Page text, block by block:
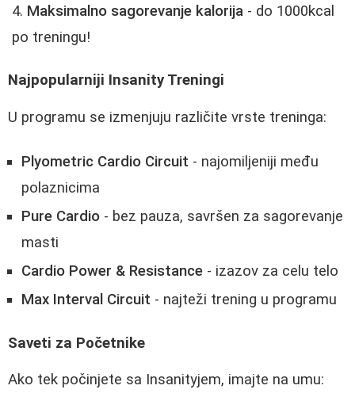
Maksimalno sagorevanje kalorija - do 1000kcal
po treningu!
Najpopularniji Insanity Treningi
U programu se izmenjuju različite vrste treninga:
Plyometric Cardio Circuit - najomiljeniji među
polaznicima
Pure Cardio - bez pauza, savršen za sagorevanje
masti
Cardio Power & Resistance - izazov za celu telo
Max Interval Circuit - najteži trening u programu
Saveti za Početnike
Ako tek počinjete sa Insanityjem, imajte na umu: